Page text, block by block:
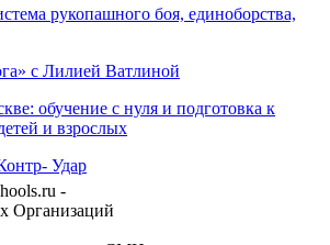
рукопашного боя, единоборства,
с Лилией Ватлиной
обучение с нуля и подготовка к
и взрослых
Удар
-
Организаций